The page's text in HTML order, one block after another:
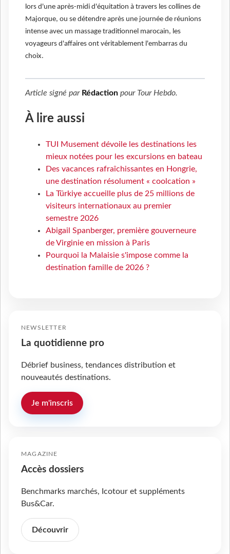
lors d'une après-midi d'équitation à travers les collines de
Majorque, ou se détendre après une journée de réunions
intense avec un massage traditionnel marocain, les
voyageurs d'affaires ont véritablement l'embarras du
choix.
Article signé par Rédaction pour Tour Hebdo.
À lire aussi
TUI Musement dévoile les destinations les
mieux notées pour les excursions en bateau
Des vacances rafraîchissantes en Hongrie,
une destination résolument « coolcation »
La Türkiye accueille plus de 25 millions de
visiteurs internationaux au premier
semestre 2026
Abigail Spanberger, première gouverneure
de Virginie en mission à Paris
Pourquoi la Malaisie s'impose comme la
destination famille de 2026 ?
NEWSLETTER
La quotidienne pro
Débrief business, tendances distribution et
nouveautés destinations.
Je m'inscris
MAGAZINE
Accès dossiers
Benchmarks marchés, Icotour et suppléments
Bus&Car.
Découvrir